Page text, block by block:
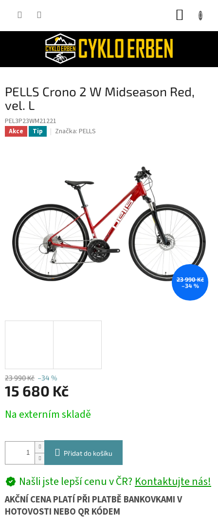
PELLS Crono 2 W Midseason Red,
vel. L
PEL3P23WM21221
Akce Tip Značka: PELLS
23 990 Kč
–34 %
23 990 Kč –34 %
15 680 Kč
cena:
Na externím skladě
Přidat do košíku
Našli jste lepší cenu v ČR?Kontaktujte nás!
AKČNÍ CENA PLATÍ PŘI PLATBĚ BANKOVKAMI V
HOTOVOSTI NEBO QR KÓDEM